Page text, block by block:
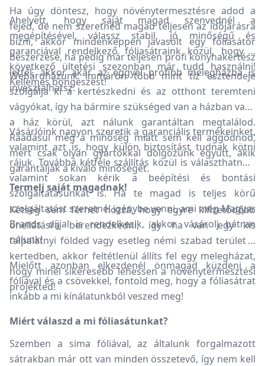
Ha úgy döntesz, hogy növénytermesztésre adod a
fejed, de nem szeretnéd magad teljesen az időjárásra
bízni, akkor mindenképpen javasolt egy fóliasátor
beszerzése, ha pedig már teljesen profi konyhakertész
lettél, akkor akár az eggyel profibb melegházba is
invesztálhatsz.
Ahelyett, hogy saját magad szenvednél a
megépítésével, válassz stabil, jó minőségű és
garanciával rendelkező fóliasátraink közül, hogy a
következő ültetési szezonban már tudd használni!
Kellemes böngészést!
Webáruházunk immáron több mint tíz esztendeje
szolgálja ki a kertészkedni és az otthont teremteni
vágyókat, így ha bármire szükséged van a házban vagy
a ház körül, azt nálunk garantáltan megtalálod.
Ráadásul még a minőség miatt sem kell aggódnod,
mert csak olyan gyártókkal dolgozunk együtt, akik
garantálják a kiváló minőséget.
Vásárlóink nagyon szeretik a garanciális termékeinket,
valamint azt is, hogy külön biztosítást tudnak kötni
rájuk. Továbbá kétféle szállítás közül is választhatnak,
valamint sokan kérik a beépítési és bontási
szolgáltatásunkat is. Ha te magad is teljes körű
szolgáltatást szeretnél igénybe venni, ami még Magyar
Brands díjjal is rendelkezik, akkor vásárolj bátran
nálunk!
Termelj saját magadnak!
Kétség sem férhet hozzá, hogy egyre kifizetődőbb
önellátásra berendezkedni, így ha van egy kis
talpalatnyi földed vagy esetleg némi szabad terület a
kertedben, akkor feltétlenül állíts fel egy melegházat,
hogy minél sikeresebb lehessen a növénytermesztési
projekted!
Mielőtt azonban elkezdenél önmagad küzdeni a
fóliával és a csövekkel, fontold meg, hogy a fóliasátrat
inkább a mi kínálatunkból veszed meg!
Miért válaszd a mi fóliasátunkat?
Szemben a sima fóliával, az általunk forgalmazott
sátrakban már ott van minden összetevő, így nem kell